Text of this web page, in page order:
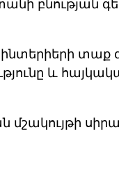
բնության
տաք
և
մշակույթի